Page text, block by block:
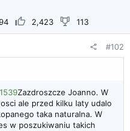
2,423 113
#102
Zazdroszcze Joanno. W
ale przed kilku laty udalo
taka naturalna. W
w poszukiwaniu takich